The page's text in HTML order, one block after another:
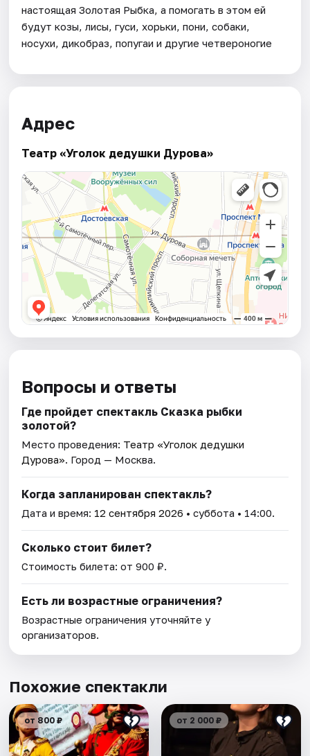
настоящая Золотая Рыбка, а помогать в этом ей
будут козы, лисы, гуси, хорьки, пони, собаки,
носухи, дикобраз, попугаи и другие четвероногие
Адрес
Театр «Уголок дедушки Дурова»
Вопросы и ответы
Где пройдет спектакль Сказка рыбки
золотой?
Место проведения: Театр «Уголок дедушки
Дурова». Город — Москва.
Когда запланирован спектакль?
Дата и время: 12 сентября 2026 • суббота • 14:00.
Сколько стоит билет?
Стоимость билета: от 900 ₽.
Есть ли возрастные ограничения?
Возрастные ограничения уточняйте у
организаторов.
Похожие спектакли
от 800 ₽ от 2 000 ₽